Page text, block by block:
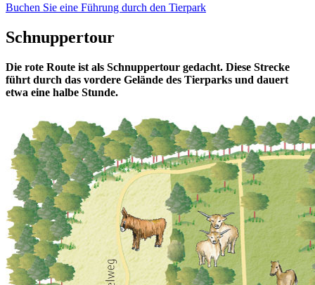
Buchen Sie eine Führung durch den Tierpark
Schnuppertour
Die rote Route ist als Schnuppertour gedacht. Diese Strecke
führt durch das vordere Gelände des Tierparks und dauert
etwa eine halbe Stunde.